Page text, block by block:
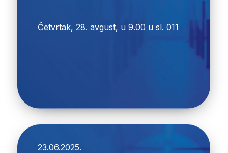
Četvrtak, 28. avgust, u 9.00 u sl. 011
23.06.2025.